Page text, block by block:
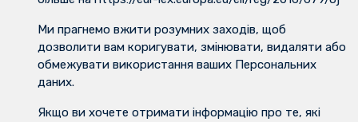
Ми прагнемо вжити розумних заходів, щоб
дозволити вам коригувати, змінювати, видаляти або
обмежувати використання ваших Персональних
даних.
Якщо ви хочете отримати інформацію про те, які